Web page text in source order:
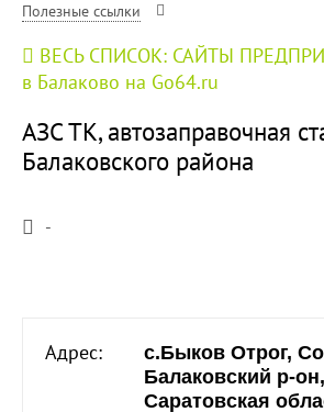
Полезные ссылки
ВЕСЬ СПИСОК: САЙТЫ
в Балаково на Go64.ru
АЗС ТК, автозаправочная
Балаковского района
-
Адрес:
с.Быков Отрог,
Балаковский р-он,
Саратовская